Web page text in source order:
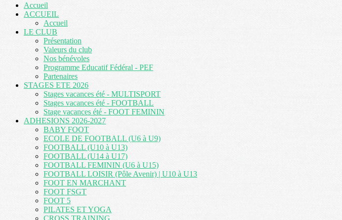
Accueil
ACCUEIL
Accueil
LE CLUB
Présentation
Valeurs du club
Nos bénévoles
Programme Educatif Fédéral - PEF
Partenaires
STAGES ETE 2026
Stages vacances été - MULTISPORT
Stages vacances été - FOOTBALL
Stage vacances été - FOOT FEMININ
ADHESIONS 2026-2027
BABY FOOT
ECOLE DE FOOTBALL (U6 à U9)
FOOTBALL (U10 à U13)
FOOTBALL (U14 à U17)
FOOTBALL FEMININ (U6 à U15)
FOOTBALL LOISIR (Pôle Avenir) | U10 à U13
FOOT EN MARCHANT
FOOT FSGT
FOOT 5
PILATES ET YOGA
CROSS TRAINING